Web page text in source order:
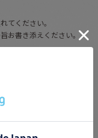
てください。
お書き添えください。
いて